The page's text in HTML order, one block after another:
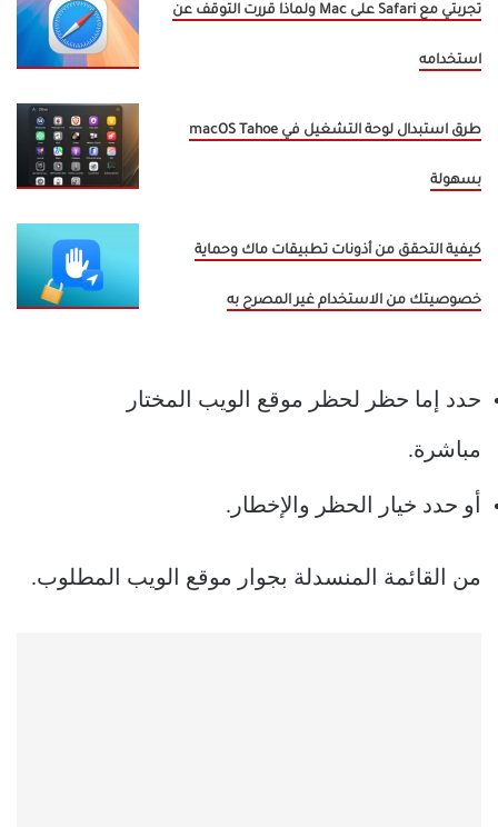
تجربتي مع Safari على Mac ولماذا قررت التوقف عن
استخدامه
طرق استبدال لوحة التشغيل في macOS Tahoe
بسهولة
كيفية التحقق من أذونات تطبيقات ماك وحماية
خصوصيتك من الاستخدام غير المصرح به
حدد إما حظر لحظر موقع الويب المختار
مباشرة.
أو حدد خيار الحظر والإخطار.
من القائمة المنسدلة بجوار موقع الويب المطلوب.